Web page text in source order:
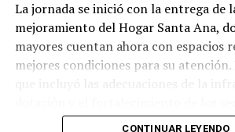
La jornada se inició con la entrega de
mejoramiento del Hogar Santa Ana,
mayores cuentan ahora con espacios
mejores condiciones para su
representó una inversión superior a
CONTINUAR LEYENDO